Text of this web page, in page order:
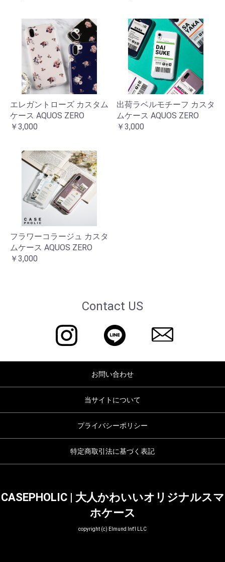
エレガントローズ カスタム
ケース AQUOS ZERO
￥3,000
出荷ラベルモチーフ カスタ
ムケース AQUOS ZERO
￥3,000
フラワーコラージュ カスタ
ムケース AQUOS ZERO
￥3,000
Contact US
お問い合わせ
当サイトについて
プライバシーポリシー
特定商取引法に基づく表記
CASEPHOLIC | 大人かわいいオリジナルスマ
ホケース
copyright (c) Elmund Int'l LLC